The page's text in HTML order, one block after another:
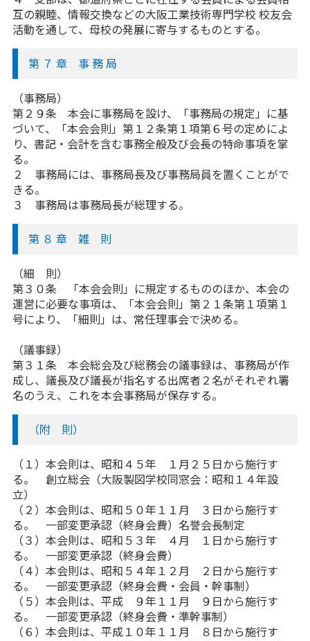
互の親睦、情報交換などの大阪工業技術専門学校 校友会
活動を通して、母校の発展に寄与するものとする。
第 ７ 章 事 務 局
（事務局）
第２９条 本会に事務局を設け、「事務局の規定」に基
づいて、「本会会則」第１２条第１項第６号の定めによ
り、書記・会計を含む事務全般及び会長の特命事項を掌
る。
２ 事務局には、事務局長及び事務局員を置くことがで
きる。
３ 事務局は事務局長が総理する。
第 ８ 章 雑 則
（細 則）
第３０条 「本会会則」に規定するもののほか、本会の
運営に必要な事項は、「本会会則」第２１条第１項第１
号により、「細則」は、常任理事会で決める。
（議事録）
第３１条 本会総会及び総務会の議事録は、事務局が作
成し、議長及び議長が指名する出席者２名がそれぞれ署
名のうえ、これを本会事務局が保存する。
（附 則）
（１）本会則は、昭和４５年 １月２５日から施行す
る。 創立総会（大阪製図学校同窓会：昭和１４年設
立）
（２）本会則は、昭和５０年１１月 ３日から施行す
る。 一部変更承認（終身会費）名誉会長制定
（３）本会則は、昭和５３年 ４月 １日から施行す
る。 一部変更承認（終身会費）
（４）本会則は、昭和５４年１２月 ２日から施行す
る。 一部変更承認（終身会費・会員・幹事制）
（５）本会則は、平成 ９年１１月 ９日から施行す
る。 一部変更承認（終身会費・準幹事制）
（６）本会則は、平成１０年１１月 ８日から施行す